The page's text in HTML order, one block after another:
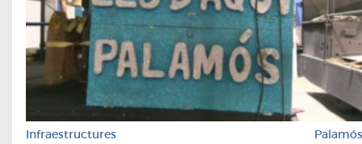
Infraestructures Palamós